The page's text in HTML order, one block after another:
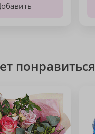
понравиться